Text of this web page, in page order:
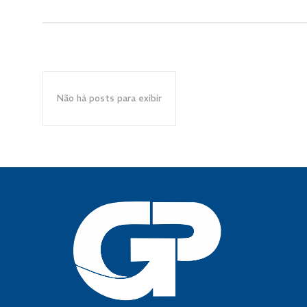
Não há posts para exibir